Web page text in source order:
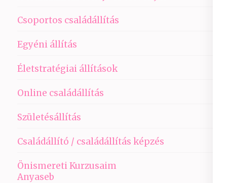
Csoportos családállítás
Egyéni állítás
Életstratégiai állítások
Online családállítás
Születésállítás
Családállító / családállítás képzés
Önismereti Kurzusaim
Anyaseb